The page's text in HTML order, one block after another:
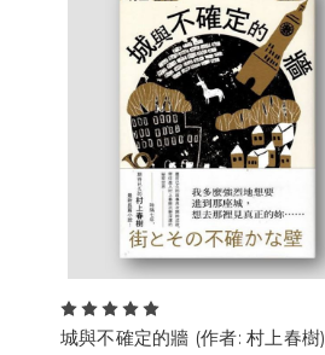
城與不確定的牆 (作者: 村上春樹)